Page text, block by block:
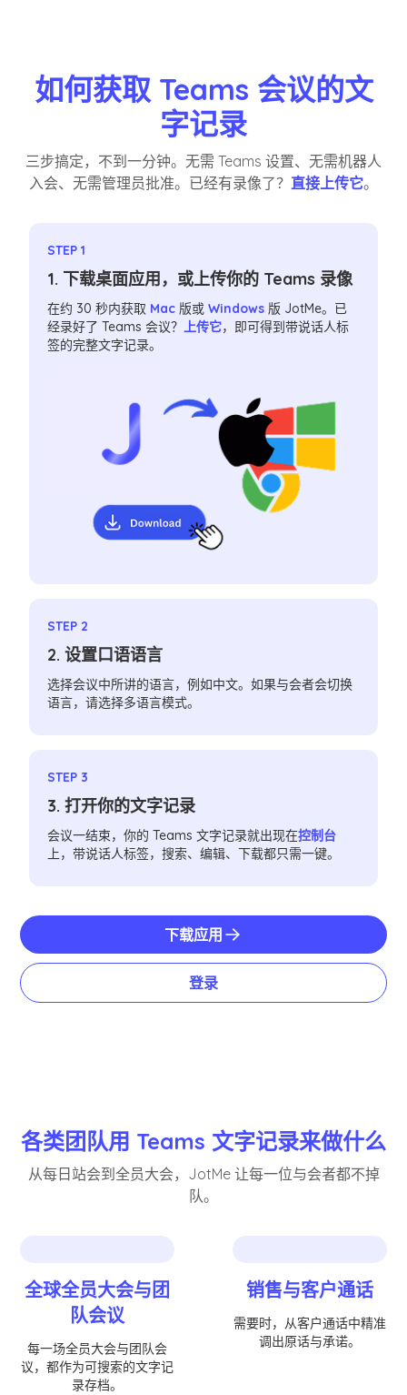
如何获取 Teams 会议的文
字记录
三步搞定，不到一分钟。无需 Teams 设置、无需机器人
入会、无需管理员批准。已经有录像了？ 直接上传它。
STEP 1
1. 下载桌面应用，或上传你的 Teams 录像
在约 30 秒内获取 Mac 版或Windows 版 JotMe。已
经录好了 Teams 会议？上传它，即可得到带说话人标
签的完整文字记录。
STEP 2
2. 设置口语语言
选择会议中所讲的语言，例如中文。如果与会者会切换
语言，请选择多语言模式。
STEP 3
3. 打开你的文字记录
会议一结束，你的 Teams 文字记录就出现在控制台
上，带说话人标签，搜索、编辑、下载都只需一键。
下载应用
登录
各类团队用 Teams 文字记录来做什么
从每日站会到全员大会，JotMe 让每一位与会者都不掉
队。
全球全员大会与团
队会议
每一场全员大会与团队会
议，都作为可搜索的文字记
录存档。
销售与客户通话
需要时，从客户通话中精准
调出原话与承诺。